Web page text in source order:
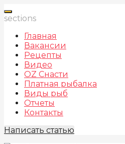
sections
Главная
Вакансии
Рецепты
Видео
OZ Снасти
Платная рыбалка
Виды рыб
Отчеты
Контакты
Написать статью